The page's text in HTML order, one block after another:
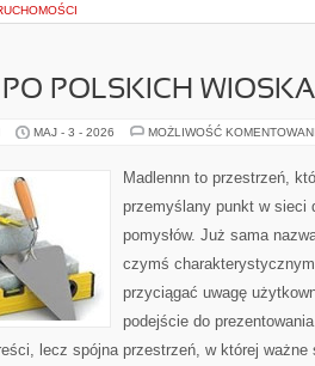
PO POLSKICH
MAJ - 3 - 2026 MOŻLIWOŚĆ
Madlennn to przestrzeń,
przemyślany punkt w sieci
pomysłów. Już sama
czymś
przyciągać uwagę
podejście do
lecz spójna przestrzeń, w której